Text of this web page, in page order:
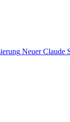
Neuer Claude